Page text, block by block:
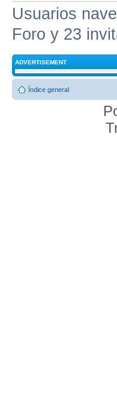
Usuarios
Foro y 23
ADVERTISEMENT
Índice general